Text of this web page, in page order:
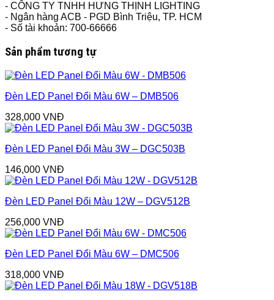
- CÔNG TY TNHH HƯNG THỊNH LIGHTING
- Ngân hàng ACB - PGD Bình Triệu, TP. HCM
- Số tài khoản: 700-66666
Sản phẩm tương tự
Đèn LED Panel Đổi Màu 6W – DMB506
328,000 VNĐ
Đèn LED Panel Đổi Màu 3W – DGC503B
146,000 VNĐ
Đèn LED Panel Đổi Màu 12W – DGV512B
256,000 VNĐ
Đèn LED Panel Đổi Màu 6W – DMC506
318,000 VNĐ